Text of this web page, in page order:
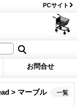
PCサイト
お問合せ
> マーブル
一覧